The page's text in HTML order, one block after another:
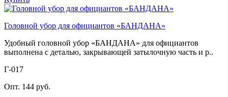
Головной убор для официантов «БАНДАНА»
Удобный головной убор «БАНДАНА» для официантов
выполнена с деталью, закрывающей затылочную часть и р..
Г-017
Опт. 144 руб.